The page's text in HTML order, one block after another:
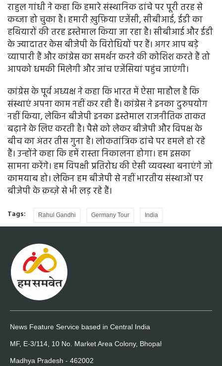
राहुल गांधी ने कहा कि हमारे संस्थानिक ढांचे पर पूरी तरह से
कब्जा हो चुका है। हमारी ख़ुफ़िया एजेंसी, सीबीआई, ईडी का
हथियारों की तरह इस्तेमाल किया जा रहा है। सीबीआई और ईडी
के ज्यादातर केस बीजेपी के विरोधियों पर हैं। अगर आप बड़े
व्यापारी हैं और कांग्रेस का समर्थन करने की कोशिश करते हैं तो
आपको धमकी मिलेगी और जांच एजेंसियां पहुंच जाएंगी।
कांग्रेस के पूर्व अध्यक्ष ने कहा कि भारत में ऐसा माहौल है कि
संस्थाएं अपना काम नहीं कर रही हैं। कांग्रेस ने इनका दुरुपयोग
नहीं किया, लेकिन बीजेपी इनका इस्तेमाल राजनीतिक ताकत
बढ़ाने के लिए करती है। पैसे को लेकर बीजेपी और विपक्ष के
बीच का अंतर तीस गुना है। लोकतांत्रिक ढांचे पर हमले हो रहे
हैं। उन्होंने कहा कि हमें रास्ता निकालना होगा। हम इसका
सामना करेंगे। हम विपक्षी प्रतिरोध की ऐसी व्यवस्था बनाएंगे जो
कामयाब हो। लेकिन हम बीजेपी से नहीं भारतीय संस्थाओं पर
बीजेपी के क़ब्ज़े से भी लड़ रहे हैं।
Tags: Rahul Gandhi Germany Tour India
News Feature Service based in Central India
MF, E-3/114, 10 No. Market Area Colony, Bhopal
Madhya Pradesh - 462002